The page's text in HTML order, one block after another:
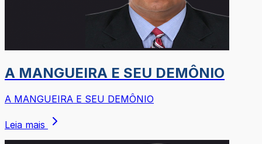
A MANGUEIRA E SEU DEMÔNIO
A MANGUEIRA E SEU DEMÔNIO
Leia mais